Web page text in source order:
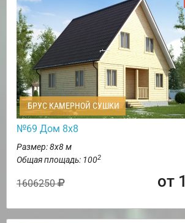
БРУС КАМЕРНОЙ СУШКИ
№69 Дом 8х8
Размер: 8х8 м
Общая площадь: 1002
1606250 от